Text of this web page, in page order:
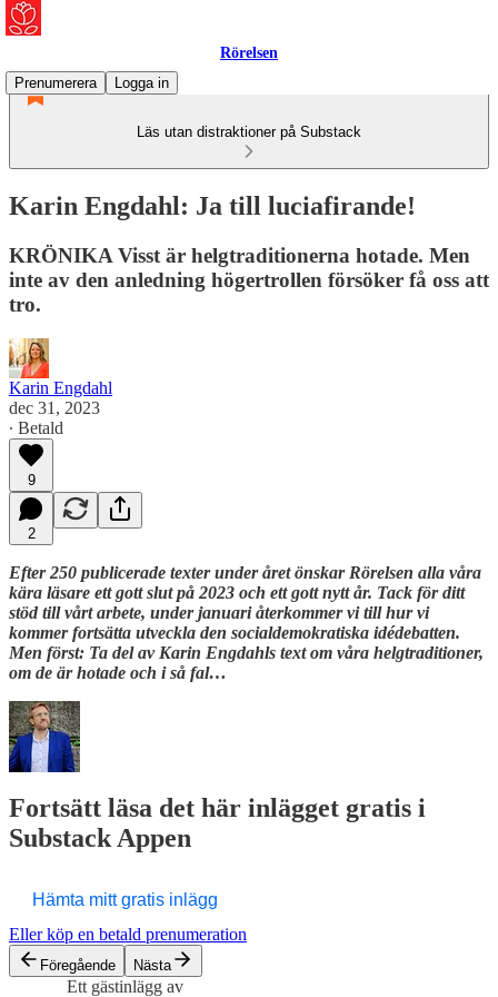
Rörelsen
Prenumerera
Logga in
Läs utan distraktioner på Substack
Karin Engdahl: Ja till luciafirande!
KRÖNIKA Visst är helgtraditionerna hotade. Men
inte av den anledning högertrollen försöker få oss att
tro.
Karin Engdahl
dec 31, 2023
∙ Betald
9
2
Efter 250 publicerade texter under året önskar Rörelsen alla våra
kära läsare ett gott slut på 2023 och ett gott nytt år. Tack för ditt
stöd till vårt arbete, under januari återkommer vi till hur vi
kommer fortsätta utveckla den socialdemokratiska idédebatten.
Men först: Ta del av Karin Engdahls text om våra helgtraditioner,
om de är hotade och i så fal…
Fortsätt läsa det här inlägget gratis i
Substack Appen
Hämta mitt gratis inlägg
Eller köp en betald prenumeration
Föregående Nästa
Ett gästinlägg av